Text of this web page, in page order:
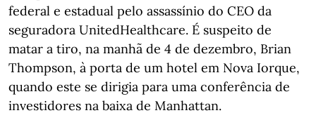
federal e estadual pelo assassínio do CEO da
seguradora UnitedHealthcare. É suspeito de
matar a tiro, na manhã de 4 de dezembro, Brian
Thompson, à porta de um hotel em Nova Iorque,
quando este se dirigia para uma conferência de
investidores na baixa de Manhattan.